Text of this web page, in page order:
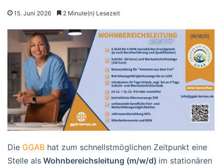
15. Juni 2026 2 Minute(n) Lesezeit
Die GGAB hat zum schnellstmöglichen Zeitpunkt eine
Stelle als Wohnbereichsleitung (m/w/d) im stationären